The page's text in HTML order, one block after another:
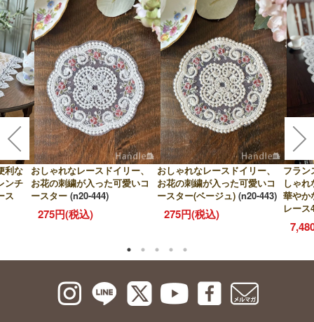
利な
ンチ
ス
おしゃれなレースドイリー、
お花の刺繍が入った可愛いコ
ースター (n20-444)
275円(税込)
おしゃれなレースドイリー、
お花の刺繍が入った可愛いコ
ースター(ベージュ) (n20-443)
275円(税込)
フラン
しゃ
華やか
レー